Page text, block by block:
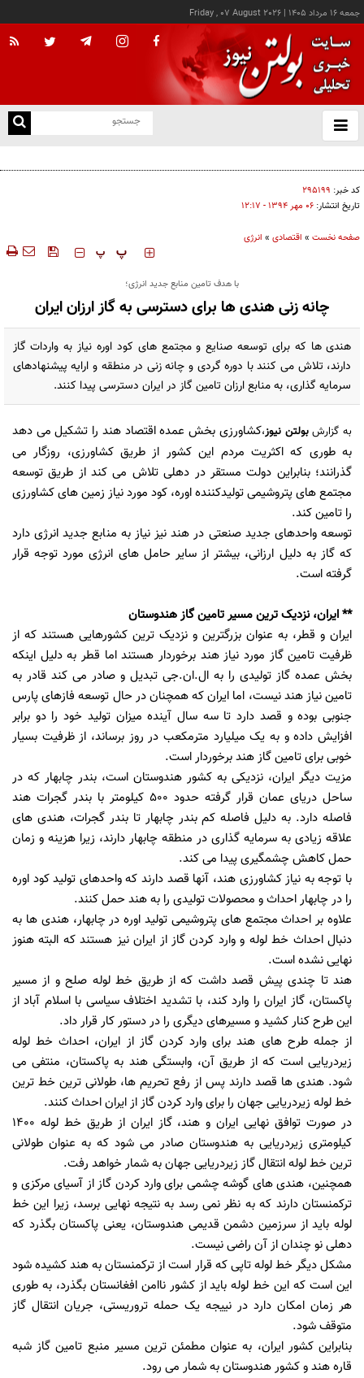
جمعه ۱۶ مرداد ۱۴۰۵ |
Friday , 07 August 2026
باز
و
کد خبر: ۲۹۵۱۹۹
تاریخ انتشار: ۰۶ مهر ۱۳۹۴ - ۱۲:۱۷
صفحه نخست » اقتصادی » انرژی
‍‍‍ پ پ
با هدف تامین منابع جدید انرژی؛
چانه زنی هندی ها برای دسترسی به گاز ارزان ایران
هندی ها که برای توسعه صنایع و مجتمع های کود اوره نیاز به واردات گاز
دارند، تلاش می کنند با دوره گردی و چانه زنی در منطقه و ارایه پیشنهادهای
سرمایه گذاری، به منابع ارزان تامین گاز در ایران دسترسی پیدا کنند.
به گزارشبولتن نیوز،کشاورزی بخش عمده اقتصاد هند را تشکیل می دهد
به طوری که اکثریت مردم این کشور از طریق کشاورزی، روزگار می
گذرانند؛ بنابراین دولت مستقر در دهلی تلاش می کند از طریق توسعه
مجتمع های پتروشیمی تولیدکننده اوره، کود مورد نیاز زمین های کشاورزی
را تامین کند.
توسعه واحدهای جدید صنعتی در هند نیز نیاز به منابع جدید انرژی دارد
که گاز به دلیل ارزانی، بیشتر از سایر حامل های انرژی مورد توجه قرار
گرفته است.
** ایران، نزدیک ترین مسیر تامین گاز هندوستان
ایران و قطر، به عنوان بزرگترین و نزدیک ترین کشورهایی هستند که از
ظرفیت تامین گاز مورد نیاز هند برخوردار هستند اما قطر به دلیل اینکه
بخش عمده گاز تولیدی را به ال.ان.جی تبدیل و صادر می کند قادر به
تامین نیاز هند نیست، اما ایران که همچنان در حال توسعه فازهای پارس
جنوبی بوده و قصد دارد تا سه سال آینده میزان تولید خود را دو برابر
افزایش داده و به یک میلیارد مترمکعب در روز برساند، از ظرفیت بسیار
خوبی برای تامین گاز هند برخوردار است.
مزیت دیگر ایران، نزدیکی به کشور هندوستان است، بندر چابهار که در
ساحل دریای عمان قرار گرفته حدود 500 کیلومتر با بندر گجرات هند
فاصله دارد. به دلیل فاصله کم بندر چابهار تا بندر گجرات، هندی های
علاقه زیادی به سرمایه گذاری در منطقه چابهار دارند، زیرا هزینه و زمان
حمل کاهش چشمگیری پیدا می کند.
با توجه به نیاز کشاورزی هند، آنها قصد دارند که واحدهای تولید کود اوره
را در چابهار احداث و محصولات تولیدی را به هند حمل کنند.
علاوه بر احداث مجتمع های پتروشیمی تولید اوره در چابهار، هندی ها به
دنبال احداث خط لوله و وارد کردن گاز از ایران نیز هستند که البته هنوز
نهایی نشده است.
هند تا چندی پیش قصد داشت که از طریق خط لوله صلح و از مسیر
پاکستان، گاز ایران را وارد کند، با تشدید اختلاف سیاسی با اسلام آباد از
این طرح کنار کشید و مسیرهای دیگری را در دستور کار قرار داد.
از جمله طرح های هند برای وارد کردن گاز از ایران، احداث خط لوله
زیردریایی است که از طریق آن، وابستگی هند به پاکستان، منتفی می
شود. هندی ها قصد دارند پس از رفع تحریم ها، طولانی ترین خط ترین
خط لوله زیردریایی جهان را برای وارد کردن گاز از ایران احداث کنند.
در صورت توافق نهایی ایران و هند، گاز ایران از طریق خط لوله ١٤٠٠
کیلومتری زیردریایی به هندوستان صادر می شود که به عنوان طولانی
ترین خط لوله انتقال گاز زیردریایی جهان به شمار خواهد رفت.
همچنین، هندی های گوشه چشمی برای وارد کردن گاز از آسیای مرکزی و
ترکمنستان دارند که به نظر نمی رسد به نتیجه نهایی برسد، زیرا این خط
لوله باید از سرزمین دشمن قدیمی هندوستان، یعنی پاکستان بگذرد که
دهلی نو چندان از آن راضی نیست.
مشکل دیگر خط لوله تاپی که قرار است از ترکمنستان به هند کشیده شود
این است که این خط لوله باید از کشور ناامن افغانستان بگذرد، به طوری
هر زمان امکان دارد در نییجه یک حمله تروریستی، جریان انتقال گاز
متوقف شود.
بنابراین کشور ایران، به عنوان مطمئن ترین مسیر منبع تامین گاز شبه
قاره هند و کشور هندوستان به شمار می رود.